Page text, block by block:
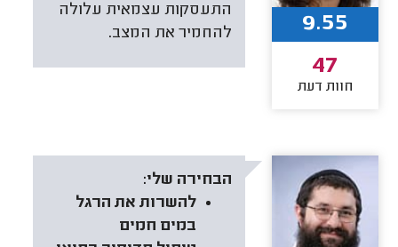
התעסקות עצמאית עלולה
להחמיר את המצב.
9.55
47
חוות דעת
הבחירה שלי:
להשרות את הרגל
במים חמים